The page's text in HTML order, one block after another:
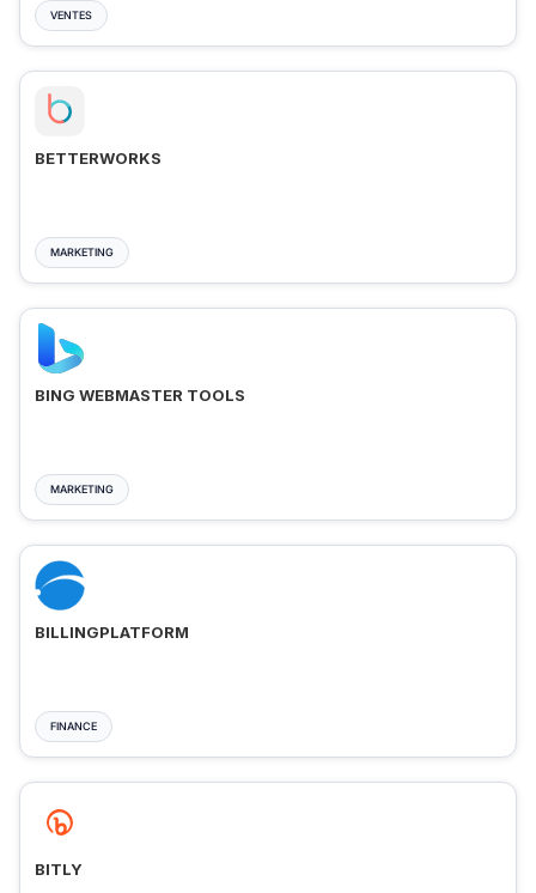
VENTES
BETTERWORKS
MARKETING
BING WEBMASTER TOOLS
MARKETING
BILLINGPLATFORM
FINANCE
BITLY